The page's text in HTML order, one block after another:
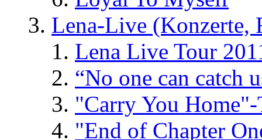
Lena-Live (Konzerte,
Lena Live Tour
“No one can catch
"Carry You
"End of Chapter